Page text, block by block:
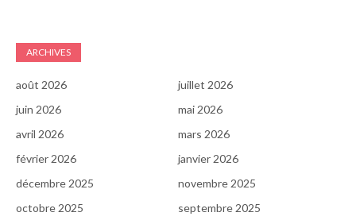
ARCHIVES
août 2026
juillet 2026
juin 2026
mai 2026
avril 2026
mars 2026
février 2026
janvier 2026
décembre 2025
novembre 2025
octobre 2025
septembre 2025